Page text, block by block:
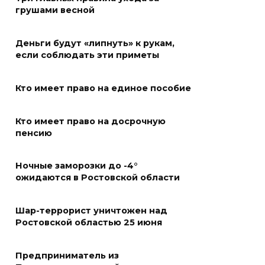
В Батайске в заброшенном
здании произошло короткое
07 августа 2026 14:30
Учиться, чтобы работать
Раскаленный август
новому «Метеору» присвоили
имя «Андрей Байков»
грушами весной
Деньги будут «липнуть» к рукам,
если соблюдать эти приметы
Кто имеет право на единое пособие
Кто имеет право на досрочную
пенсию
Ночные заморозки до -4°
ожидаются в Ростовской области
Шар-террорист уничтожен над
Ростовской областью 25 июня
Предприниматель из